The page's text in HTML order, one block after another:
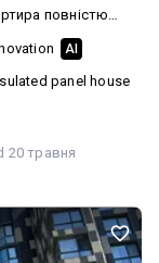
повністю
14 - Загальна
- 2 роздільні
AI
panel house
20 травня